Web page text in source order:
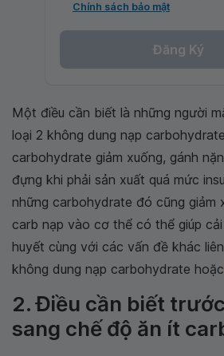
Chính sách bảo mật
Đăng Ký
Một điều cần biết là những người
loại 2 không dung nạp
carbohydrate giảm xuống, gánh
đựng khi phải sản xuất quá mức
những carbohydrate đó cũng giảm
carb nạp vào cơ thể có thể giúp
huyết cùng với các vấn đề khác
không dung nạp carbohydrate hoặc
2. Điều cần biết
sang chế độ ăn ít